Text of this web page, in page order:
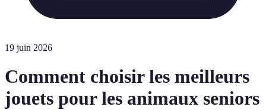
19 juin 2026
Comment choisir les meilleurs
jouets pour les animaux seniors